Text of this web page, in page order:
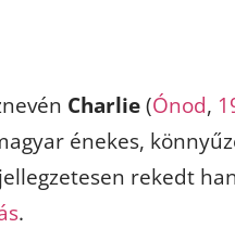
Charlie(Ónod,
énekes,
jellegzetesen rekedt
.